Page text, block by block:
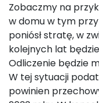
Zobaczmy na
w domu w tym
poniósł stratę, w
kolejnych lat
Odliczenie będzie
W tej sytuacji
powinien